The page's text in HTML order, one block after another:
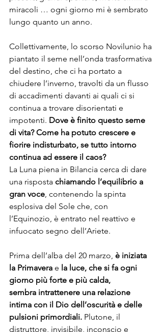
miracoli … ogni giorno mi è sembrato
lungo quanto un anno.
Collettivamente, lo scorso Novilunio ha
piantato il seme nell’onda trasformativa
del destino, che ci ha portato a
chiudere l’inverno, travolti da un flusso
di accadimenti davanti ai quali ci si
continua a trovare disorientati e
impotenti. Dove è finito questo seme
di vita? Come ha potuto crescere e
fiorire indisturbato, se tutto intorno
continua ad essere il caos?
La Luna piena in Bilancia cerca di dare
una risposta chiamando l’equilibrio a
gran voce, contenendo la spinta
esplosiva del Sole che, con
l’Equinozio, è entrato nel reattivo e
infuocato segno dell’Ariete.
Prima dell’alba del 20 marzo, è iniziata
la Primavera e la luce, che si fa ogni
giorno più forte e più calda,
sembra intrattenere una relazione
intima con il Dio dell’oscurità e delle
pulsioni primordiali. Plutone, il
distruttore, invisibile, inconscio e